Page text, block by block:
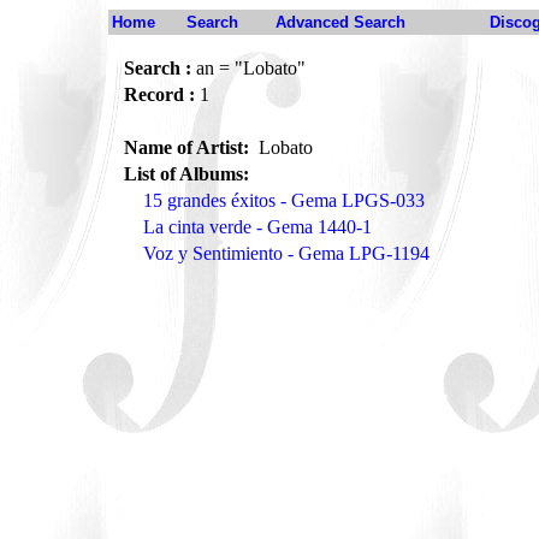
Home Search Advanced Search
Search : an = "Lobato"
Record : 1
Name of Artist: Lobato
List of Albums:
15 grandes éxitos - Gema LPGS-033
La cinta verde - Gema 1440-1
Voz y Sentimiento - Gema LPG-1194